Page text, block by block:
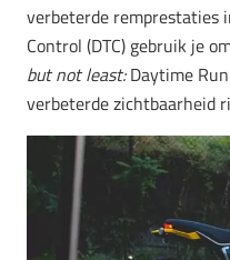
verbeterde remprestaties
Control (DTC) gebruik je
but not least:Daytime
verbeterde zichtbaarheid